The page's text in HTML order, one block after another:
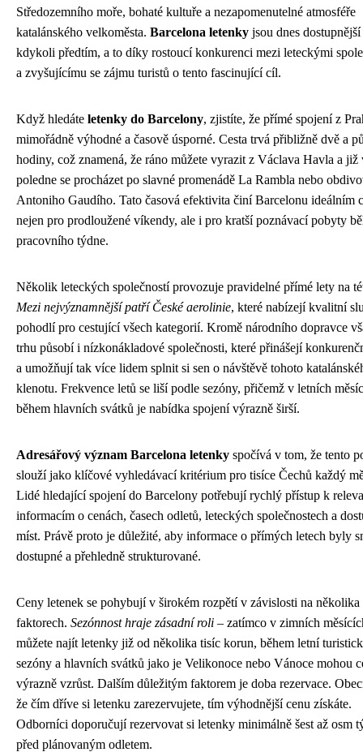
Středozemního moře, bohaté kultuře a nezapomenutelné atmosféře
katalánského velkoměsta. Barcelona letenky jsou dnes dostupnější
kdykoli předtím, a to díky rostoucí konkurenci mezi leteckými
a zvyšujícímu se zájmu turistů o tento fascinující cíl.
Když hledáte letenky do Barcelony, zjistíte, že přímé spojení z
mimořádně výhodné a časově úsporné. Cesta trvá přibližně dvě a
hodiny, což znamená, že ráno můžete vyrazit z Václava Havla a již
poledne se procházet po slavné promenádě La Rambla nebo
Antoniho Gaudího. Tato časová efektivita činí Barcelonu ideálním
nejen pro prodloužené víkendy, ale i pro kratší poznávací pobyty
pracovního týdne.
Několik leteckých společností provozuje pravidelné přímé lety na
Mezi nejvýznamnější patří České aerolinie, které nabízejí kvalitní
pohodlí pro cestující všech kategorií. Kromě národního dopravce
trhu působí i nízkonákladové společnosti, které přinášejí
a umožňují tak více lidem splnit si sen o návštěvě tohoto
klenotu. Frekvence letů se liší podle sezóny, přičemž v letních
během hlavních svátků je nabídka spojení výrazně širší.
Adresářový význam Barcelona letenky spočívá v tom, že tento
slouží jako klíčové vyhledávací kritérium pro tisíce Čechů každý
Lidé hledající spojení do Barcelony potřebují rychlý přístup k
informacím o cenách, časech odletů, leteckých společnostech a
míst. Právě proto je důležité, aby informace o přímých letech byly
dostupné a přehledně strukturované.
Ceny letenek se pohybují v širokém rozpětí v závislosti na několika
faktorech. Sezónnost hraje zásadní roli – zatímco v zimních
můžete najít letenky již od několika tisíc korun, během letní
sezóny a hlavních svátků jako je Velikonoce nebo Vánoce mohou
výrazně vzrůst. Dalším důležitým faktorem je doba rezervace.
že čím dříve si letenku zarezervujete, tím výhodnější cenu získáte.
Odborníci doporučují rezervovat si letenky minimálně šest až osm
před plánovaným odletem.